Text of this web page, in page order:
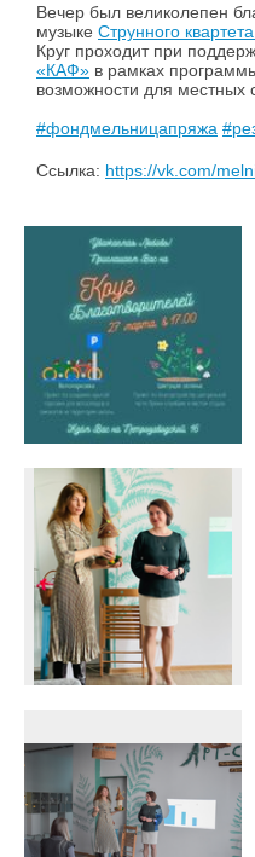
Вечер был великолепен
музыке Струнного
Круг проходит при
«КАФ» в рамках
возможности для местных
#фондмельницапряжа
Ссылка: https://vk.com/